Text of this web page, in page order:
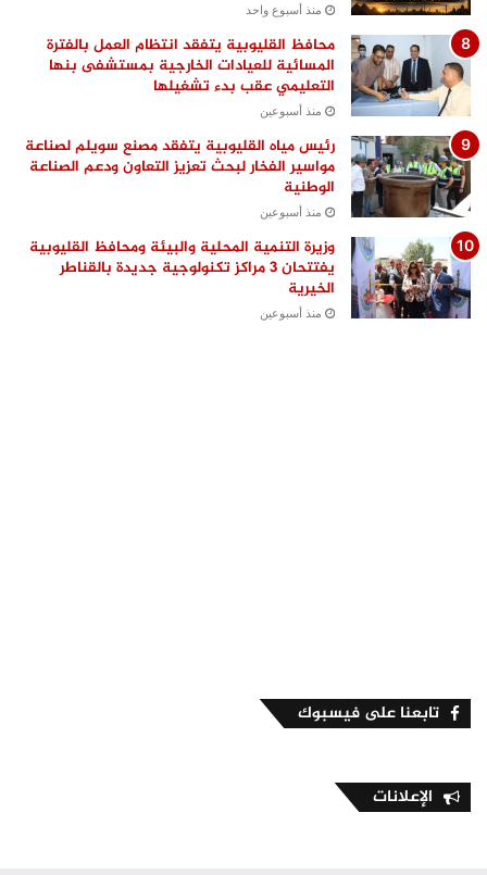
منذ أسبوع واحد
محافظ القليوبية يتفقد انتظام العمل بالفترة
المسائية للعيادات الخارجية بمستشفى بنها
التعليمي عقب بدء تشغيلها
منذ أسبوعين
رئيس مياه القليوبية يتفقد مصنع سويلم لصناعة
مواسير الفخار لبحث تعزيز التعاون ودعم الصناعة
الوطنية
منذ أسبوعين
وزيرة التنمية المحلية والبيئة ومحافظ القليوبية
يفتتحان 3 مراكز تكنولوجية جديدة بالقناطر
الخيرية
منذ أسبوعين
تابعنا على فيسبوك
الإعلانات